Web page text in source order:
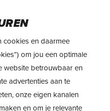
X
cookies en daarmee
om jou een optimale
website betrouwbaar en
advertenties aan te
onze eigen kanalen
en om je relevante